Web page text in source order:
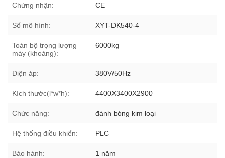
Chứng nhận: CE
Số mô hình: XYT-DK540-4
Toàn bộ trọng lượng
máy (khoảng):
6000kg
Điện áp: 380V/50Hz
Kích thước(l*w*h): 4400X3400X2900
Chức năng: đánh bóng kim loại
Hệ thống điều khiển: PLC
Bảo hành: 1 năm